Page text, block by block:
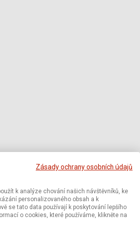
Zásady ochrany osobních údajů
k analýze chování našich návštěvníků, ke
personalizovaného obsah a k
se tato data používají k poskytování lepšího
o cookies, které používáme, klikněte na